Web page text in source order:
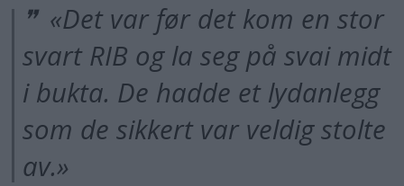
«Det var før det kom en stor
svart RIB og la seg på svai midt
i bukta. De hadde et lydanlegg
som de sikkert var veldig stolte
av.»